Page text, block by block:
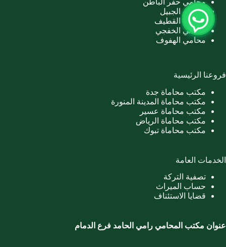
محامي الجبيل
محامي القطيف
محامي الخفجي
محامي الهفوف
فروعنا الرئيسية
مكتب محاماة جدة
مكتب محاماة المدينة المنورة
مكتب محاماة عسير
مكتب محاماة الرياض
مكتب محاماة تبوك
الخدمات العامة
تصفية التركة
حساب الميراث
قضايا الاستئناف
عنوان مكتب المحامي رامي الحامد فرع الدمام